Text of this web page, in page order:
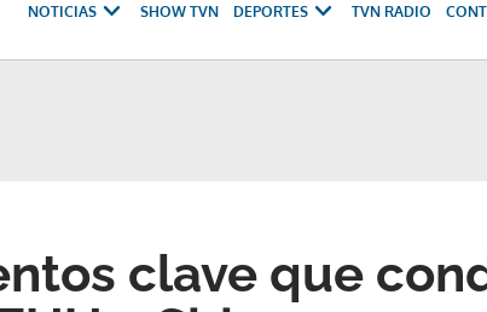
NOTICIAS SHOW TVN DEPORTES TVN RADIO
clave que